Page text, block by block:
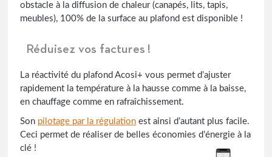
obstacle à la diffusion de chaleur (canapés, lits, tapis,
meubles), 100% de la surface au plafond est disponible !
Réduisez vos factures !
La réactivité du plafond Acosi+ vous permet d’ajuster
rapidement la température à la hausse comme à la baisse,
en chauffage comme en rafraîchissement.
Son pilotage par la régulation est ainsi d’autant plus facile.
Ceci permet de réaliser de belles économies d’énergie à la
clé !